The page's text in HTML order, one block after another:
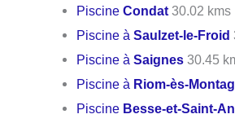
PiscineCondat 30.02 kms
Piscine àSaulzet-le-Froid
Piscine àSaignes 30.45
Piscine à Riom-ès-
Piscine Besse-et-Saint-